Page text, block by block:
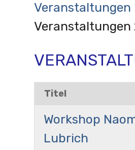
Veranstaltungen
Veranstaltungen
Titel
Workshop
Lubrich